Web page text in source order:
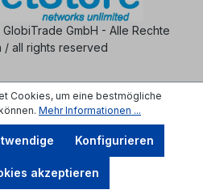
GmbH - Alle Rechte
/ all rights reserved
Cookies, um eine bestmögliche
Mehr Informationen ...
Konfigurieren
akzeptieren